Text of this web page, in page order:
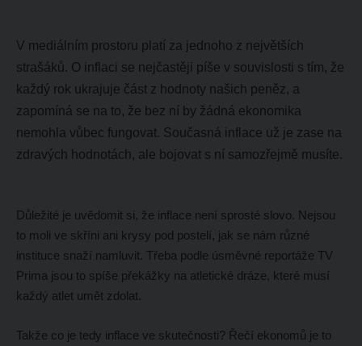
V mediálním prostoru platí za jednoho z největších
strašáků. O inflaci se nejčastěji píše v souvislosti s tím, že
každý rok ukrajuje část z hodnoty našich peněz, a
zapomíná se na to, že bez ní by žádná ekonomika
nemohla vůbec fungovat. Současná inflace už je zase na
zdravých hodnotách, ale bojovat s ní samozřejmě musíte.
Důležité je uvědomit si, že inflace není sprosté slovo. Nejsou
to moli ve skříni ani krysy pod postelí, jak se nám různé
instituce snaží namluvit. Třeba podle úsměvné reportáže TV
Prima jsou to spíše překážky na atletické dráze, které musí
každý atlet umět zdolat.
Takže co je tedy inflace ve skutečnosti? Řečí ekonomů je to